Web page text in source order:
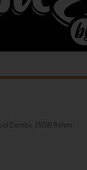
Combo 150W 8ohm